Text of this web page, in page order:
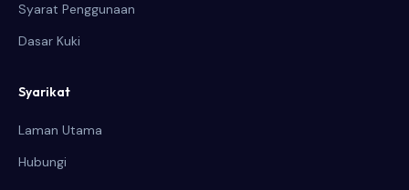
Syarat Penggunaan
Dasar Kuki
Syarikat
Laman Utama
Hubungi